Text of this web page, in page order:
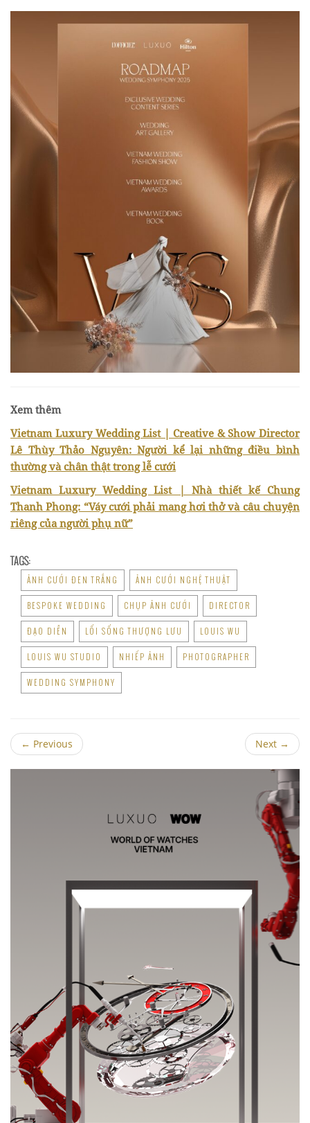
Xem thêm
Vietnam Luxury Wedding List | Creative & Show Director
Lê Thùy Thảo Nguyên: Người kể lại những điều bình
thường và chân thật trong lễ cưới
Vietnam Luxury Wedding List | Nhà thiết kế Chung
Thanh Phong: “Váy cưới phải mang hơi thở và câu chuyện
riêng của người phụ nữ”
TAGS:
ẢNH CƯỚI ĐEN TRẮNG ẢNH CƯỚI NGHỆ THUẬT
BESPOKE WEDDING CHỤP ẢNH CƯỚI DIRECTOR
ĐẠO DIỄN LỐI SỐNG THƯỢNG LƯU LOUIS WU
LOUIS WU STUDIO NHIẾP ẢNH PHOTOGRAPHER
WEDDING SYMPHONY
← Previous Next →